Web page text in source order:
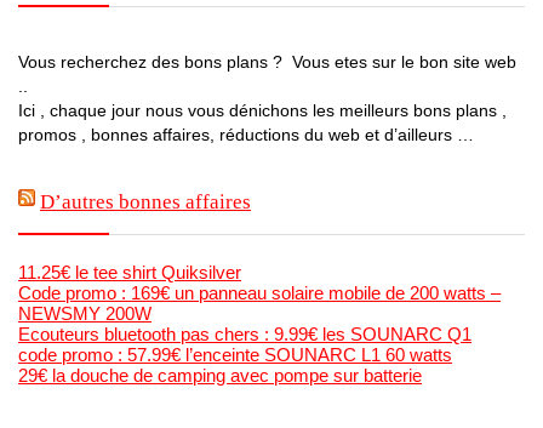
Vous recherchez des bons plans ? Vous etes sur le bon site web
..
Ici , chaque jour nous vous dénichons les meilleurs bons plans ,
promos , bonnes affaires, réductions du web et d’ailleurs …
D’autres bonnes affaires
11.25€ le tee shirt Quiksilver
Code promo : 169€ un panneau solaire mobile de 200 watts –
NEWSMY 200W
Ecouteurs bluetooth pas chers : 9.99€ les SOUNARC Q1
code promo : 57.99€ l’enceinte SOUNARC L1 60 watts
29€ la douche de camping avec pompe sur batterie